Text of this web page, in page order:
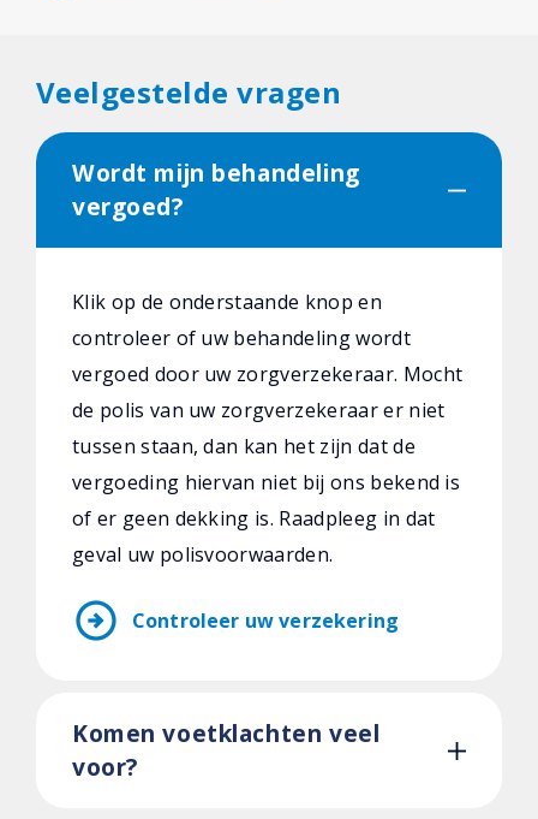
Veelgestelde vragen
Wordt mijn behandeling
vergoed?
Klik op de onderstaande knop en
controleer of uw behandeling wordt
vergoed door uw zorgverzekeraar. Mocht
de polis van uw zorgverzekeraar er niet
tussen staan, dan kan het zijn dat de
vergoeding hiervan niet bij ons bekend is
of er geen dekking is. Raadpleeg in dat
geval uw polisvoorwaarden.
arrow_circle_right Controleer uw verzekering
Komen voetklachten veel
voor?